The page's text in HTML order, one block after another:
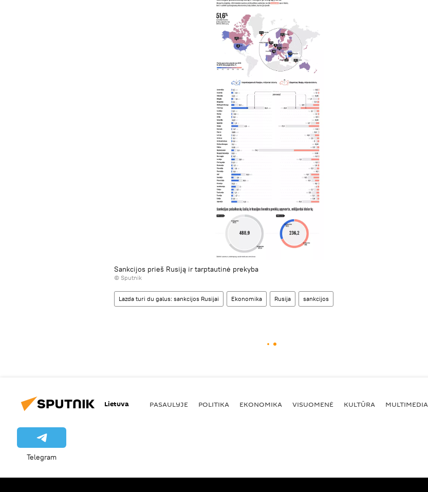
Sankcijos prieš Rusiją ir tarptautinė prekyba
© Sputnik
Lazda turi du galus: sankcijos Rusijai Ekonomika Rusija sankcijos
Lietuva PASAULYJE POLITIKA EKONOMIKA VISUOMENĖ KULTŪRA MULTIMEDIA
Telegram